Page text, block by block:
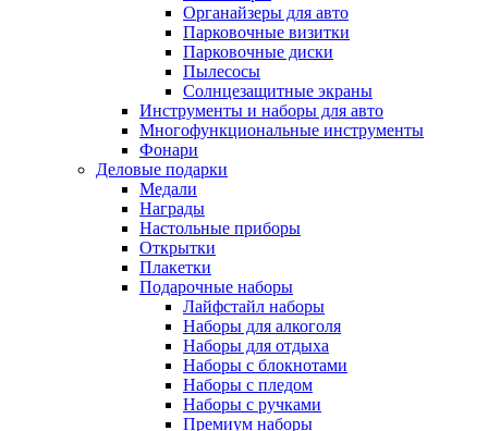
Органайзеры для авто
Парковочные визитки
Парковочные диски
Пылесосы
Солнцезащитные экраны
Инструменты и наборы для авто
Многофункциональные инструменты
Фонари
Деловые подарки
Медали
Награды
Настольные приборы
Открытки
Плакетки
Подарочные наборы
Лайфстайл наборы
Наборы для алкоголя
Наборы для отдыха
Наборы с блокнотами
Наборы с пледом
Наборы с ручками
Премиум наборы